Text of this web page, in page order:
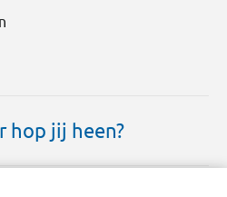
hop jij heen?